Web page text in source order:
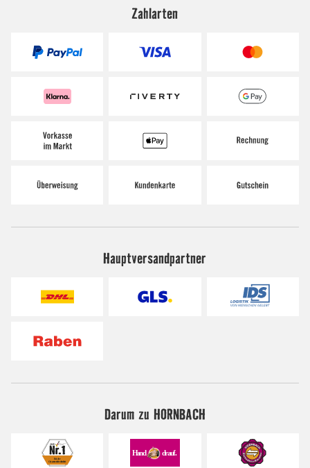
Zahlarten
Hauptversandpartner
Darum zu HORNBACH